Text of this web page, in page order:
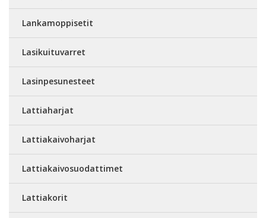
Lankamoppisetit
Lasikuituvarret
Lasinpesunesteet
Lattiaharjat
Lattiakaivoharjat
Lattiakaivosuodattimet
Lattiakorit